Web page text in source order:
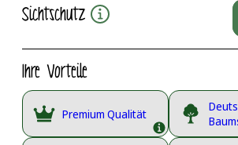
Sichtschutz
Ihre Vorteile
Premium Qualität